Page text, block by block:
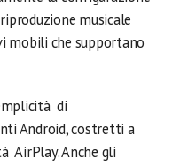
musicale
mobili che supportano
di
Android, costretti a
AirPlay. Anche gli